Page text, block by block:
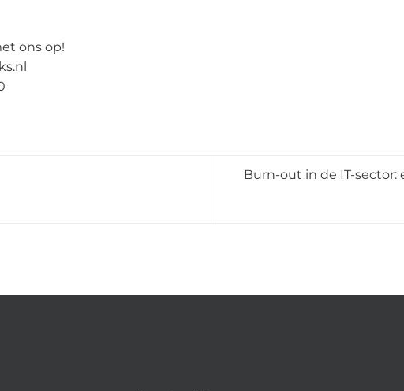
ons op!
Burn-out in de IT-